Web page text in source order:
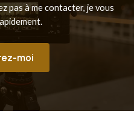
pas à me contacter, je vous
moi